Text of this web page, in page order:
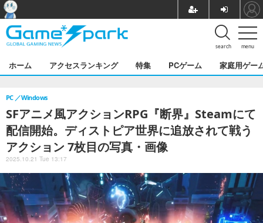
menu
search
ホーム アクセスランキング 特集 PCゲーム 家庭用ゲー
SFアニメ風アクションRPG『断界』Steamにて
配信開始。ディストピア世界に追放されて戦う
アクション 7枚目の写真・画像
PC Windows
2025.10.21 Tue 13:17